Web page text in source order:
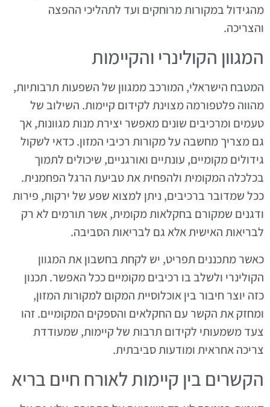
מהגידול במקורות מרוחקים ועד לתהליכי ההפצה
והצריכה.
המגוון הקולינרי והקיימות
המטבח הישראלי, המורכב ממגוון של השפעות תרבותיות,
מהווה פלטפורמה מצוינת לקידום קיימות. השילוב של
טעמים ומרכיבים שונים מאפשר יצירת מנות מגוונות, אך
גם מצריך מחשבה על מקורות רכיבי המזון. כדאי לשקול
גידולים מקומיים, עונתיים ואורגניים, שיכולים לתמוך
בכלכלה המקומית ולהפחית את טביעת הרגל הפחמנית.
ככל שמדובר ברכיבים, ניתן למצוא שפע של ירקות, פירות
ודגנים שמקורם בחקלאות מקומית, אשר תורמים לא רק
לבריאות האישית אלא גם לבריאות הסביבה.
כאשר מתכננים תפריט, יש לקחת בחשבון את המגוון
הקולינרי ולשלב בו רכיבים מקומיים ככל האפשר. תכנון
כזה יוצר חיבור בין אוכלוסיית המקום למקורות המזון,
ומחזק את הקשר עם החקלאים והספקים המקומיים. זהו
צעד משמעותי לקידום תרבות של קיימות, שמעודדת
צריכה אחראית ומודעות סביבתית.
הקשרים בין קיימות לאורח חיים בריא